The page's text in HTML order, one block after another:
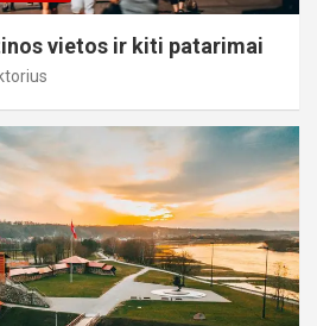
vietos ir kiti patarimai